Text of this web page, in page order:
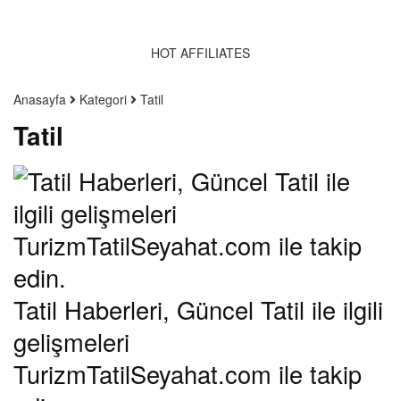
HOT AFFILIATES
Anasayfa Kategori Tatil
Tatil
Tatil Haberleri, Güncel Tatil ile ilgili
gelişmeleri
TurizmTatilSeyahat.com ile takip